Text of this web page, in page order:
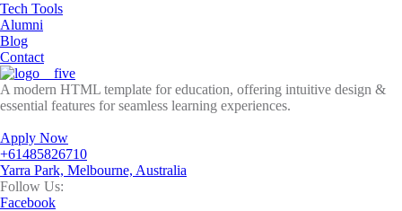
Tech Tools
Alumni
Blog
Contact
A modern HTML template for education, offering intuitive design &
essential features for seamless learning experiences.
Apply Now
+61485826710
Yarra Park, Melbourne, Australia
Follow Us:
Facebook